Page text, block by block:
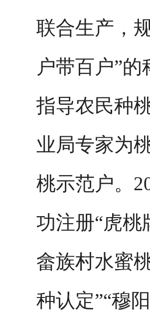
联合生产，
户带百户”
指导农民种
业局专家为
桃示范户。
功注册“虎桃
畲族村水蜜
种认定”“穆